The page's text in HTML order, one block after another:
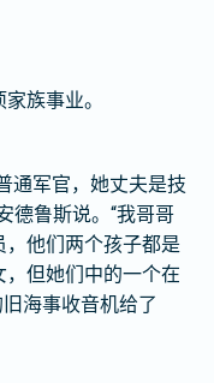
族事业。
通军官，她丈夫是技
德鲁斯说。“我哥哥
他们两个孩子都是
但她们中的一个在
海事收音机给了